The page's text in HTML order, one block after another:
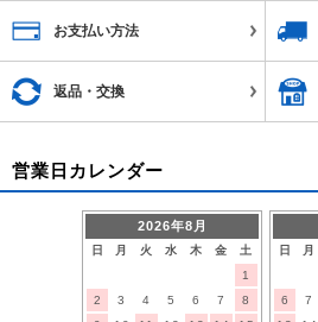
お支払い方法
返品・交換
営業日カレンダー
2026年8月
日 月 火 水 木 金
土
1
2
3 4 5 6 7
8
日 月
6
7